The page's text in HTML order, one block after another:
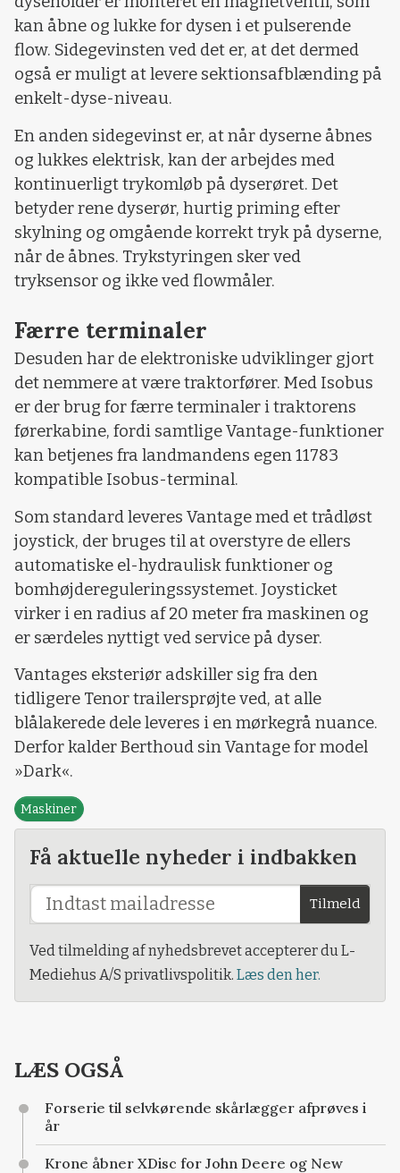
kan åbne og lukke for dysen i et pulserende
flow. Sidegevinsten ved det er, at det dermed
også er muligt at levere sektionsafblænding på
enkelt-dyse-niveau.
En anden sidegevinst er, at når dyserne åbnes
og lukkes elektrisk, kan der arbejdes med
kontinuerligt trykomløb på dyserøret. Det
betyder rene dyserør, hurtig priming efter
skylning og omgående korrekt tryk på dyserne,
når de åbnes. Trykstyringen sker ved
tryksensor og ikke ved flowmåler.
Færre terminaler
Desuden har de elektroniske udviklinger gjort
det nemmere at være traktorfører. Med Isobus
er der brug for færre terminaler i traktorens
førerkabine, fordi samtlige Vantage-funktioner
kan betjenes fra landmandens egen 11783
kompatible Isobus-terminal.
Som standard leveres Vantage med et trådløst
joystick, der bruges til at overstyre de ellers
automatiske el-hydraulisk funktioner og
bomhøjdereguleringssystemet. Joysticket
virker i en radius af 20 meter fra maskinen og
er særdeles nyttigt ved service på dyser.
Vantages eksteriør adskiller sig fra den
tidligere Tenor trailersprøjte ved, at alle
blålakerede dele leveres i en mørkegrå nuance.
Derfor kalder Berthoud sin Vantage for model
»Dark«.
Maskiner
Få aktuelle nyheder i indbakken
Tilmeld
Ved tilmelding af nyhedsbrevet accepterer du L-
Mediehus A/S privatlivspolitik. Læs den her.
LÆS OGSÅ
Forserie til selvkørende skårlægger afprøves i
år
Krone åbner XDisc for John Deere og New